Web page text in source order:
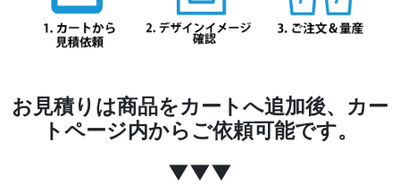
お見積りは商品をカートへ追加後、カー
トページ内からご依頼可能です。
▼▼▼